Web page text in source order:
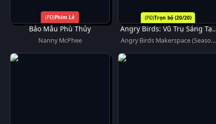
Phim Lẻ
Bảo Mẫu Phù Thủy
Nanny McPhee
Trọn bộ (20/20)
Angry Birds: Vũ Trụ Sáng Tạo
(Phần 2)
Angry Birds Makerspace (Season